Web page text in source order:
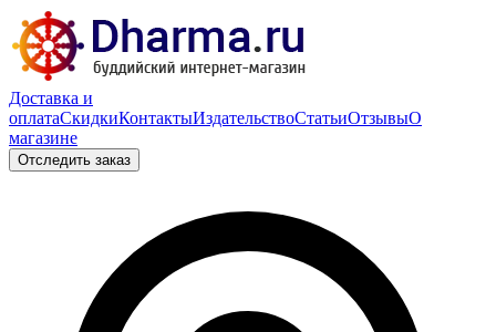
Доставка и
оплатаСкидкиКонтактыИздательствоСтатьиОтзывыО
магазине
Отследить заказ